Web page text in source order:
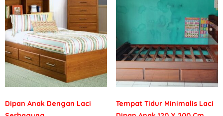
Dipan Anak Dengan Laci
Tempat Tidur Minimalis Laci